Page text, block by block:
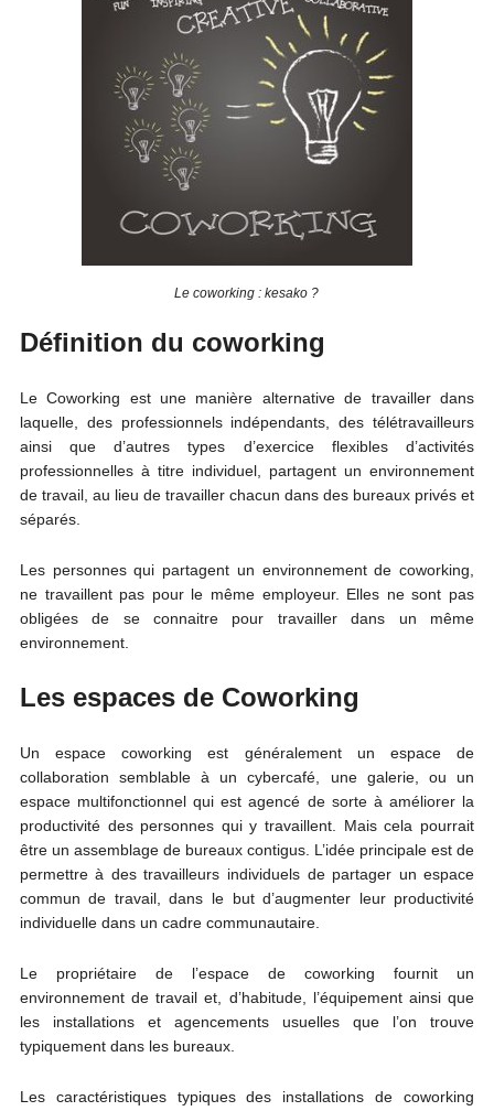
Le coworking : kesako ?
Définition du coworking
Le Coworking est une manière alternative de travailler dans
laquelle, des professionnels indépendants, des télétravailleurs
ainsi que d’autres types d’exercice flexibles d’activités
professionnelles à titre individuel, partagent un environnement
de travail, au lieu de travailler chacun dans des bureaux privés et
séparés.
Les personnes qui partagent un environnement de coworking,
ne travaillent pas pour le même employeur. Elles ne sont pas
obligées de se connaitre pour travailler dans un même
environnement.
Les espaces de Coworking
Un espace coworking est généralement un espace de
collaboration semblable à un cybercafé, une galerie, ou un
espace multifonctionnel qui est agencé de sorte à améliorer la
productivité des personnes qui y travaillent. Mais cela pourrait
être un assemblage de bureaux contigus. L’idée principale est de
permettre à des travailleurs individuels de partager un espace
commun de travail, dans le but d’augmenter leur productivité
individuelle dans un cadre communautaire.
Le propriétaire de l’espace de coworking fournit un
environnement de travail et, d’habitude, l’équipement ainsi que
les installations et agencements usuelles que l’on trouve
typiquement dans les bureaux.
Les caractéristiques typiques des installations de coworking